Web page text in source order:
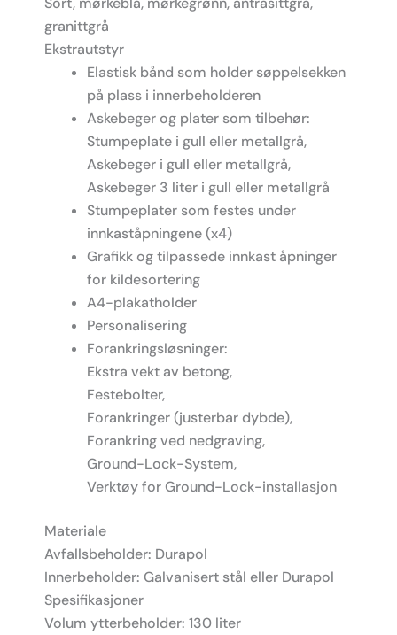
granittgrå
Ekstrautstyr
Elastisk bånd som holder søppelsekken
på plass i innerbeholderen
Askebeger og plater som tilbehør:
Stumpeplate i gull eller metallgrå,
Askebeger i gull eller metallgrå,
Askebeger 3 liter i gull eller metallgrå
Stumpeplater som festes under
innkaståpningene (x4)
Grafikk og tilpassede innkast åpninger
for kildesortering
A4-plakatholder
Personalisering
Forankringsløsninger:
Ekstra vekt av betong,
Festebolter,
Forankringer (justerbar dybde),
Forankring ved nedgraving,
Ground-Lock-System,
Verktøy for Ground-Lock-installasjon
Materiale
Avfallsbeholder: Durapol
Innerbeholder: Galvanisert stål eller Durapol
Spesifikasjoner
Volum ytterbeholder: 130 liter